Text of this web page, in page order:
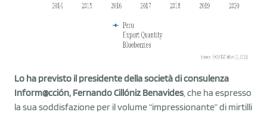
Lo ha previsto il presidente della società di consulenza
Inform@cción, Fernando Cillóniz Benavides, che ha espresso
la sua soddisfazione per il volume “impressionante” di mirtilli